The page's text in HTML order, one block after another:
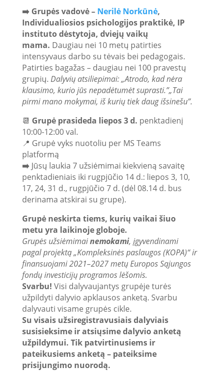
➡️ Grupės vadovė – Nerilė Norkūnė,
Individualiosios psichologijos praktikė, IP
instituto dėstytoja, dviejų vaikų
mama. Daugiau nei 10 metų patirties
intensyvaus darbo su tėvais bei pedagogais.
Patirties bagažas – daugiau nei 100 pravestų
grupių. Dalyvių atsiliepimai: „Atrodo, kad nėra
klausimo, kurio jūs nepadėtumėt suprasti.”„Tai
pirmi mano mokymai, iš kurių tiek daug išsinešu”.
📆 Grupė prasideda liepos 3 d. penktadienį
10:00-12:00 val.
📍 Grupė vyks nuotoliu per MS Teams
platformą
➡️ Jūsų laukia 7 užsiėmimai kiekvieną savaitę
penktadieniais iki rugpjūčio 14 d.: liepos 3, 10,
17, 24, 31 d., rugpjūčio 7 d. (dėl 08.14 d. bus
derinama atskirai su grupe).
Grupė neskirta tiems, kurių vaikai šiuo
metu yra laikinoje globoje.
Grupės užsiėmimainemokami, įgyvendinami
pagal projektą „Kompleksinės paslaugos (KOPA)“ ir
finansuojami 2021–2027 metų Europos Sąjungos
fondų investicijų programos lėšomis.
Svarbu! Visi dalyvaujantys grupėje turės
užpildyti dalyvio apklausos anketą. Svarbu
dalyvauti visame grupės cikle.
Su visais užsiregistravusiais dalyviais
susisieksime ir atsiųsime dalyvio anketą
užpildymui. Tik patvirtinusiems ir
pateikusiems anketą – pateiksime
prisijungimo nuorodą.